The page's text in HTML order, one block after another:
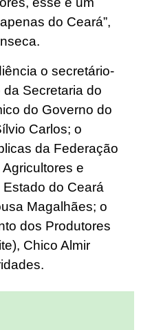
do Ceará”,
o secretário-
Secretaria do
do Governo do
Carlos; o
da Federação
e
do Ceará
Magalhães; o
dos Produtores
Chico Almir